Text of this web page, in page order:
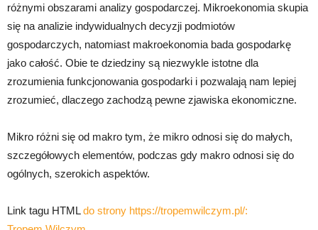
różnymi obszarami analizy gospodarczej. Mikroekonomia skupia
się na analizie indywidualnych decyzji podmiotów
gospodarczych, natomiast makroekonomia bada gospodarkę
jako całość. Obie te dziedziny są niezwykle istotne dla
zrozumienia funkcjonowania gospodarki i pozwalają nam lepiej
zrozumieć, dlaczego zachodzą pewne zjawiska ekonomiczne.
Mikro różni się od makro tym, że mikro odnosi się do małych,
szczegółowych elementów, podczas gdy makro odnosi się do
ogólnych, szerokich aspektów.
Link tagu HTMLdo strony https://tropemwilczym.pl/: